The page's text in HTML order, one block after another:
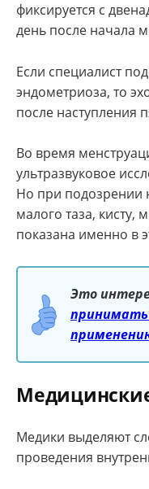
фиксируется с
день после начала
Если специалист
эндометриоза, то
после наступления
Во время
ультразвуковое
Но при подозрении
малого таза, кисту,
показана именно в
Это
принимать
Медики выделяют
проведения